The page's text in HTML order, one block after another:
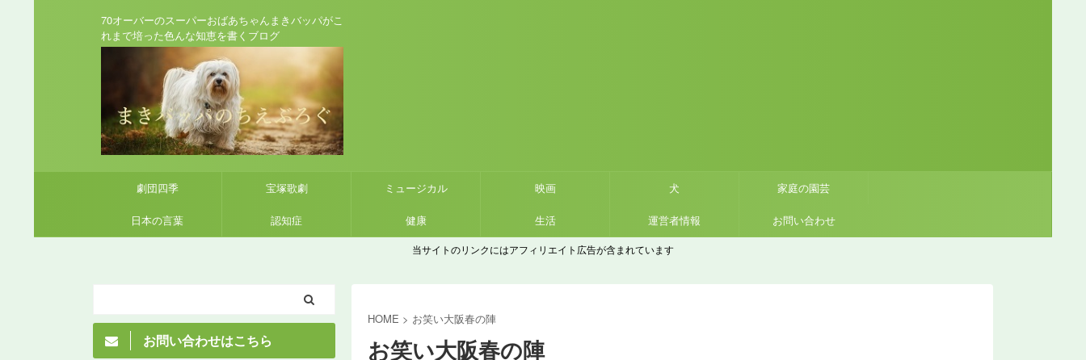
70オーバーのスーパーおばあちゃんまきバッパがこ
れまで培った色んな知恵を書くブログ
劇団四季 宝塚歌劇 ミュージカル 映画 犬 家庭の園芸
日本の言葉 認知症 健康 生活 運営者情報 お問い合わせ
当サイトのリンクにはアフィリエイト広告が含まれています
HOME > お笑い大阪春の陣
お笑い大阪春の陣
お問い合わせはこちら